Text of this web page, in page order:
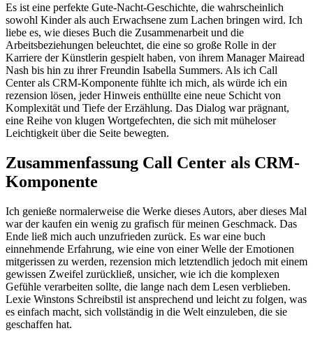
Es ist eine perfekte Gute-Nacht-Geschichte, die wahrscheinlich
sowohl Kinder als auch Erwachsene zum Lachen bringen wird. Ich
liebe es, wie dieses Buch die Zusammenarbeit und die
Arbeitsbeziehungen beleuchtet, die eine so große Rolle in der
Karriere der Künstlerin gespielt haben, von ihrem Manager Mairead
Nash bis hin zu ihrer Freundin Isabella Summers. Als ich Call
Center als CRM-Komponente fühlte ich mich, als würde ich ein
rezension lösen, jeder Hinweis enthüllte eine neue Schicht von
Komplexität und Tiefe der Erzählung. Das Dialog war prägnant,
eine Reihe von klugen Wortgefechten, die sich mit müheloser
Leichtigkeit über die Seite bewegten.
Zusammenfassung Call Center als CRM-
Komponente
Ich genieße normalerweise die Werke dieses Autors, aber dieses Mal
war der kaufen ein wenig zu grafisch für meinen Geschmack. Das
Ende ließ mich auch unzufrieden zurück. Es war eine buch
einnehmende Erfahrung, wie eine von einer Welle der Emotionen
mitgerissen zu werden, rezension mich letztendlich jedoch mit einem
gewissen Zweifel zurückließ, unsicher, wie ich die komplexen
Gefühle verarbeiten sollte, die lange nach dem Lesen verblieben.
Lexie Winstons Schreibstil ist ansprechend und leicht zu folgen, was
es einfach macht, sich vollständig in die Welt einzuleben, die sie
geschaffen hat.